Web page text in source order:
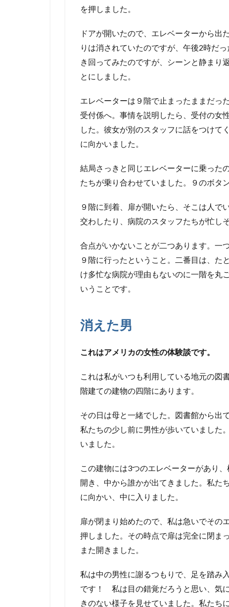
を押しました。
ドアが開いたので、エレベーターから出
りは消されていたのですが、午後2時だ
き回ってみたのですが、シーンと静まり
とにしました。
エレベーターは９階で止まったままだっ
受付係へ。事情を説明したら、受付の女
した。彼女が別のスタッフに話をつけて
に向かいました。
結局さっきと同じエレベーターに乗った
たちが乗り合わせていました。９のボタ
９階に到着、扉が開いたら、そこは人
交わしたり、病院のスタッフたちが忙し
合点がいかないことが二つあります。一
９階に行ったということ。二番目は、た
け多忙な病院が理由もないのに一階を丸
いうことです。
消えた男
これはアメリカの女性の体験談です。
これは私がいつも利用している地元の図
階建ての建物の四階にあります。
その日は母と一緒でした。図書館から出
私たちの少し前に男性が歩いていました
いました。
この建物には3つのエレベーターがあり
開き、中から誰かが出てきました。私た
に向かい、中に入りました。
扉が閉まり始めたので、私は急いでその
押しました。その時点で扉は完全に閉ま
また開きました。
私は中の男性に謝るつもりで、足を踏み
です！ 私は目の錯覚だろうと思い、気
きのない様子を見せていました。私たち